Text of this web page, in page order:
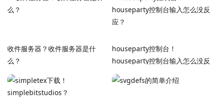
收件服务器？收件服务器是什
么？
houseparty控制台！
houseparty控制台输入怎么没反
应？